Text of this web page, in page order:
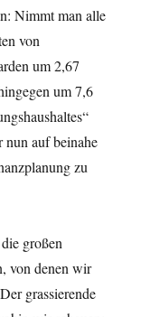
Nimmt man alle
von
um 2,67
um 7,6
nun auf beinahe
zu
großen
von denen wir
grassierende